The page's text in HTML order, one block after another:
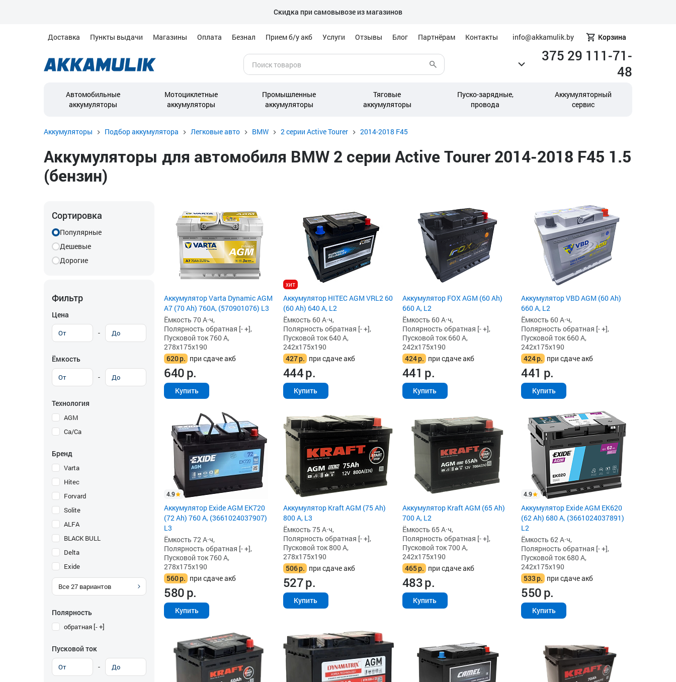
Скидка при самовывозе из магазинов
Доставка Пункты выдачи Магазины Оплата Безнал Прием б/у акб Услуги Отзывы Блог Партнёрам Контакты info@akkamulik.by Корзина
375 29 111-71-
48
Автомобильные
аккумуляторы
Мотоциклетные
аккумуляторы
Промышленные
аккумуляторы
Тяговые
аккумуляторы
Пуско-зарядные,
провода
Аккумуляторный
сервис
Аккумуляторы Подбор аккумулятора Легковые авто BMW 2 серии Active Tourer 2014-2018 F45
Аккумуляторы для автомобиля BMW 2 серии Active Tourer 2014-2018 F45 1.5
(бензин)
Сортировка
Популярные
Дешевые
Дорогие
Фильтр
Цена
-
Ёмкость
-
Технология
AGM
Ca/Ca
Бренд
Varta
Hitec
Forvard
Solite
ALFA
BLACK BULL
Delta
Exide
Все27 вариантов
Полярность
обратная [- +]
Пусковой ток
-
Аккумулятор Varta Dynamic AGM
A7 (70 Ah) 760A, (570901076) L3
Ёмкость 70 А·ч,
Полярность обратная [- +],
Пусковой ток 760 А,
278x175x190
620р. при сдаче акб
640р.
Купить
хит
Аккумулятор HITEC AGM VRL2 60
(60 Ah) 640 А, L2
Ёмкость 60 А·ч,
Полярность обратная [- +],
Пусковой ток 640 А,
242x175x190
427р. при сдаче акб
444р.
Купить
Аккумулятор FOX AGM (60 Ah)
660 А, L2
Ёмкость 60 А·ч,
Полярность обратная [- +],
Пусковой ток 660 А,
242x175x190
424р. при сдаче акб
441 р.
Купить
Аккумулятор VBD AGM (60 Ah)
660 А, L2
Ёмкость 60 А·ч,
Полярность обратная [- +],
Пусковой ток 660 А,
242x175x190
424р. при сдаче акб
441 р.
Купить
4.9
Аккумулятор Exide AGM EK720
(72 Ah) 760 А, (3661024037907)
L3
Ёмкость 72 А·ч,
Полярность обратная [- +],
Пусковой ток 760 А,
278x175x190
560р. при сдаче акб
580р.
Купить
Аккумулятор Kraft AGM (75 Ah)
800 А, L3
Ёмкость 75 А·ч,
Полярность обратная [- +],
Пусковой ток 800 А,
278x175x190
506р. при сдаче акб
527р.
Купить
Аккумулятор Kraft AGM (65 Ah)
700 А, L2
Ёмкость 65 А·ч,
Полярность обратная [- +],
Пусковой ток 700 А,
242x175x190
465р. при сдаче акб
483р.
Купить
4.9
Аккумулятор Exide AGM EK620
(62 Ah) 680 А, (3661024037891)
L2
Ёмкость 62 А·ч,
Полярность обратная [- +],
Пусковой ток 680 А,
242x175x190
533р. при сдаче акб
550р.
Купить